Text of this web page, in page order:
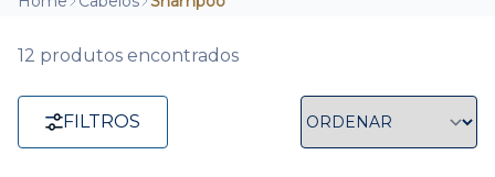
12 produtos encontrados
FILTROS